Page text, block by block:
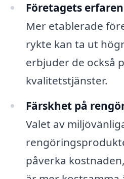
Företagets
Mer etablerade
rykte kan ta ut
erbjuder de också
kvalitetstjänster.
Färskhet på
Valet av
påverka